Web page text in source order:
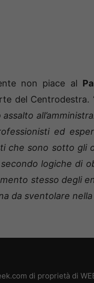
non piace al
del Centrodestra.
ed
che sono sotto gli
logiche di
stesso degli
da sventolare
di proprietà di